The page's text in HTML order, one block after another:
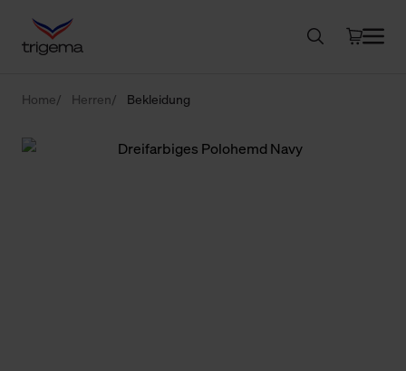
Home Herren Bekleidung